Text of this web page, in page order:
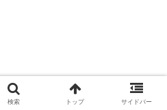
検索 トップ サイドバー